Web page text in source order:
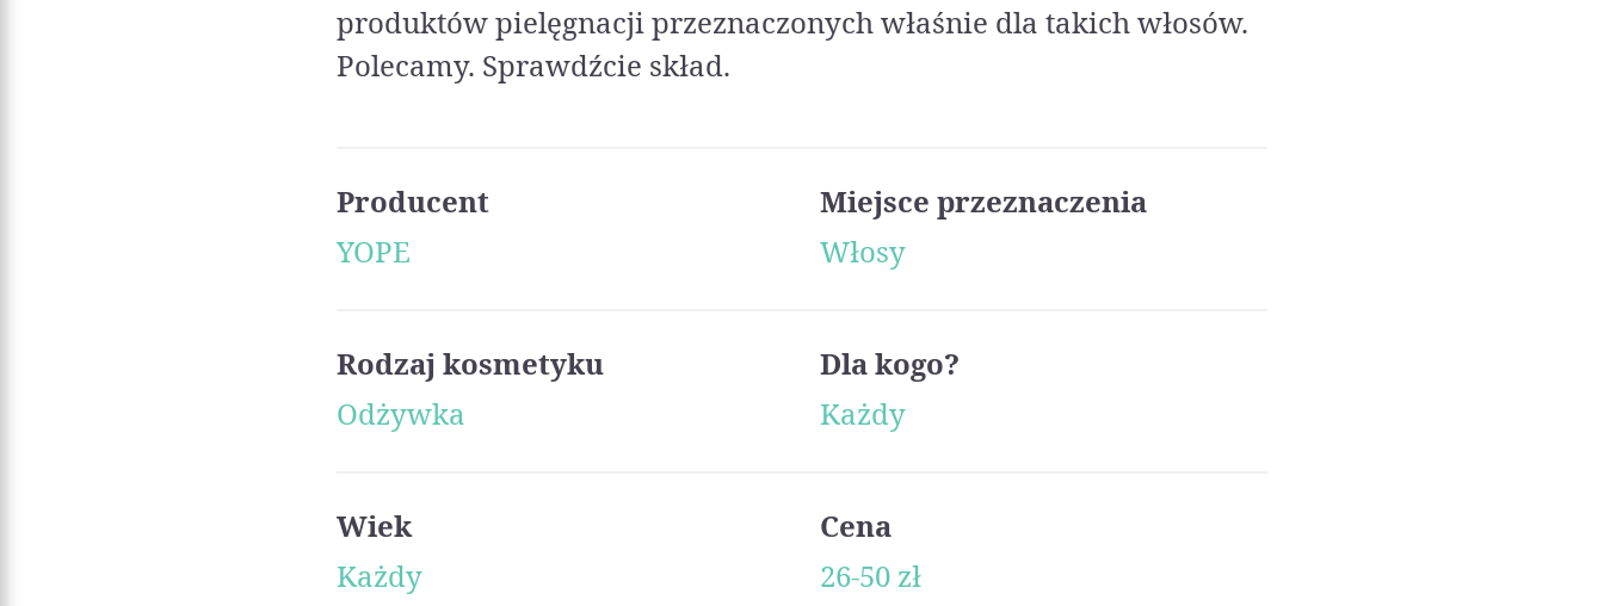
produktów pielęgnacji przeznaczonych właśnie dla takich włosów.
Polecamy. Sprawdźcie skład.
Producent
YOPE
Miejsce przeznaczenia
Włosy
Rodzaj kosmetyku
Odżywka
Dla kogo?
Każdy
Wiek
Każdy
Cena
26-50 zł